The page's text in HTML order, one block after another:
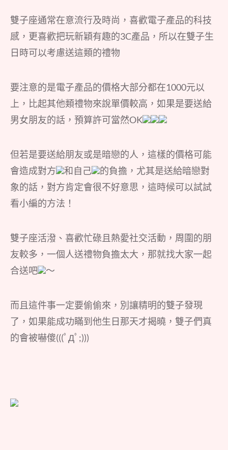
雙子座通常在意流行及時尚，喜歡電子產品的科技
感，更喜歡把玩新穎有趣的3C產品，所以在雙子生
日時可以考慮送這類的禮物
要注意的是電子產品的價格大部分都在1000元以
上，比起其他類禮物來說單價較高，如果是要送給
男女朋友的話，預算許可當然OK
但若是要送給朋友或是暗戀的人，這樣的價格可能
會造成對方
和自己
的負擔，尤其是送給暗戀對
象的話，對方肯定會很不好意思，這時候可以試試
看小編的方法！
雙子座活潑、喜歡忙碌且熱愛社交活動，周圍的朋
友較多，一個人送禮物負擔太大，那就找大家一起
合送吧
～
而且這件事一定要偷偷來，別讓精明的雙子發現
了，如果能成功瞞到他生日那天才揭曉，雙子們真
的會被嚇傻(((ﾟДﾟ;)))